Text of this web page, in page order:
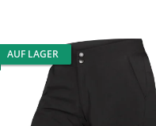
AUF LAGER